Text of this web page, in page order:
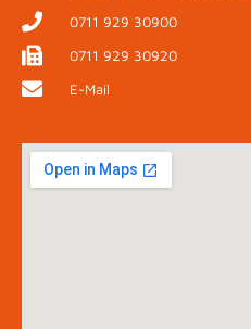
0711 929 30900
0711 929 30920
E-Mail